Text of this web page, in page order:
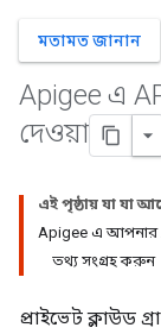
মতামত জানান
Apigee এ
দেওয়া
এই পৃষ্ঠায় যা যা
Apigee এ আপনার
তথ্য সংগ্রহ করুন
প্রাইভেট ক্লাউড